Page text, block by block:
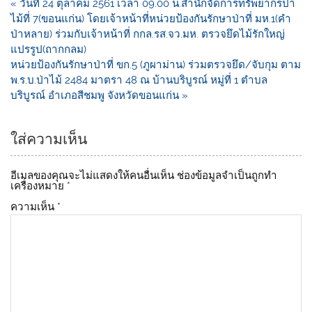
b
o
o
k
Li
n
k
« วันที่ 24 ตุลาคม 2561 เวลา 09.00 น.สำนักจัดการทรัพยากรป่า
ไม้ที่ 7(ขอนแก่น) โดยเจ้าหน้าที่หน่วยป้องกันรักษาป่าที่ มห.1(คำ
ป่าหลาย) ร่วมกับเจ้าหน้าที่ กกล.รส.จว.มห. ตรวจยึดไม้รักใหญ่
แปรรูป(ถากกลม)
หน่วยป้องกันรักษาป่าที่ ขก.5 (ภูผาม่าน) ร่วมตรวจยึด/จับกุม ตาม
พ.ร.บ.ป่าไม้ 2484 มาตรา 48 ณ บ้านบริบูรณ์ หมู่ที่ 1 ตำบล
บริบูรณ์ อำเภอสีชมพู จังหวัดขอนแก่น »
ใส่ความเห็น
อีเมลของคุณจะไม่แสดงให้คนอื่นเห็น ช่องข้อมูลจำเป็นถูกทำ
เครื่องหมาย *
ความเห็น *